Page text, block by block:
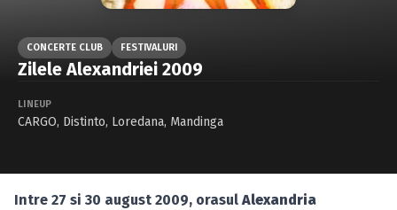
Caută în site...
CONCERTE CLUB FESTIVALURI
Zilele Alexandriei 2009
LINEUP
CARGO, Distinto, Loredana, Mandinga
Intre 27 si 30 august 2009, orasulAlexandria